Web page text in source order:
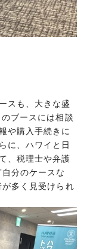
スも、大きな盛
ブースには相談
や購入手続きに
に、ハワイと日
、税理士や弁護
分のケースな
多く見受けられ